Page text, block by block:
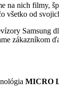
nich filmy,
všetko od
Samsung
zákazníkom
MICRO